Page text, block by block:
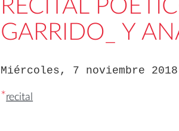
RECITAL
GARRIDO_ Y
Miércoles, 7 noviembre
*recital